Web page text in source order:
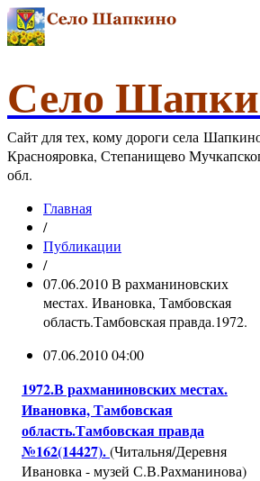
Село
Сайт для тех, кому дороги села
Краснояровка, Степанищево
обл.
Главная
/
Публикации
/
07.06.2010 В рахманиновских
местах. Ивановка, Тамбовская
область.Тамбовская правда.1972.
07.06.2010 04:00
1972.В рахманиновских местах.
Ивановка, Тамбовская
область.Тамбовская правда
№162(14427).(Читальня/Деревня
Ивановка - музей С.В.Рахманинова)